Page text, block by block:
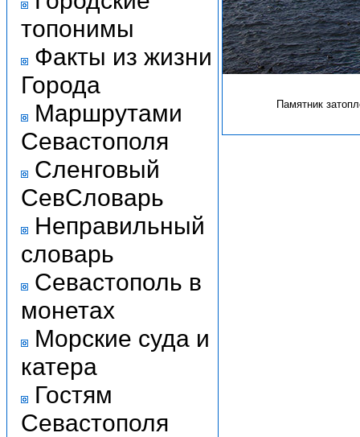
топонимы
Факты из жизни
Города
Маршрутами
Севастополя
Сленговый
СевСловарь
Неправильный
словарь
Севастополь в
монетах
Морские суда и
катера
Гостям
Севастополя
Памятник